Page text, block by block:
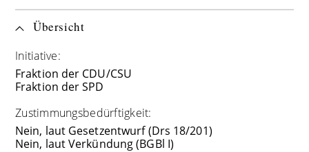
Übersicht
Initiative:
Fraktion der CDU/CSU
Fraktion der SPD
Zustimmungsbedürftigkeit:
Nein, laut Gesetzentwurf (Drs 18/201)
Nein, laut Verkündung (BGBl I)